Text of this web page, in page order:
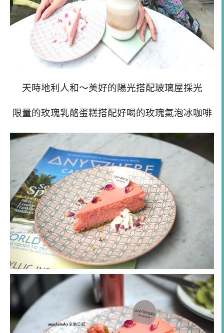
天時地利人和～美好的陽光搭配玻璃屋採光
限量的玫瑰乳酪蛋糕搭配好喝的玫瑰氣泡冰咖啡